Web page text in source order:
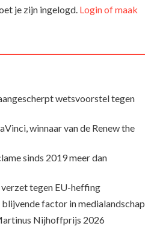
je zijn ingelogd. Login of maak
wetsvoorstel tegen
winnaar van de Renew the
sinds 2019 meer dan
tegen EU-heffing
factor in medialandschap
Nijhoffprijs 2026